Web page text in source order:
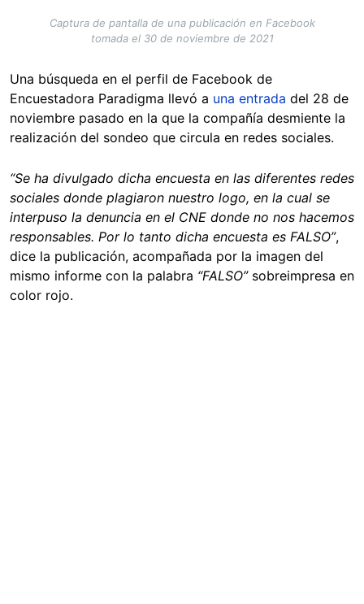
Captura de pantalla de una publicación en Facebook
tomada el 30 de noviembre de 2021
Una búsqueda en el perfil de Facebook de
Encuestadora Paradigma llevó a una entrada del 28 de
noviembre pasado en la que la compañía desmiente la
realización del sondeo que circula en redes sociales.
“Se ha divulgado dicha encuesta en las diferentes redes
sociales donde plagiaron nuestro logo, en la cual se
interpuso la denuncia en el CNE donde no nos hacemos
responsables. Por lo tanto dicha encuesta es FALSO”,
dice la publicación, acompañada por la imagen del
mismo informe con la palabra “FALSO”sobreimpresa en
color rojo.